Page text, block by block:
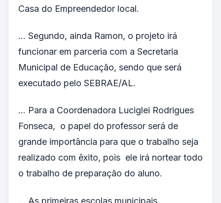
Casa do Empreendedor local.
… Segundo, ainda Ramon, o projeto irá
funcionar em parceria com a Secretaria
Municipal de Educação, sendo que será
executado pelo SEBRAE/AL.
… Para a Coordenadora Luciglei Rodrigues
Fonseca, o papel do professor será de
grande importância para que o trabalho seja
realizado com êxito, pois ele irá nortear todo
o trabalho de preparação do aluno.
… As primeiras escolas municipais